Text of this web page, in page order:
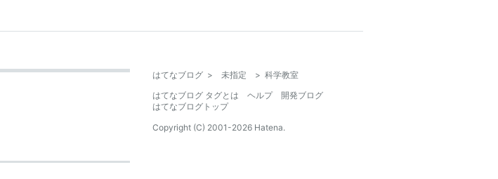
はてなブログ > 未指定 > 科学教室
はてなブログ タグとは
ヘルプ
開発ブログ
はてなブログトップ
Copyright (C) 2001-2026 Hatena.